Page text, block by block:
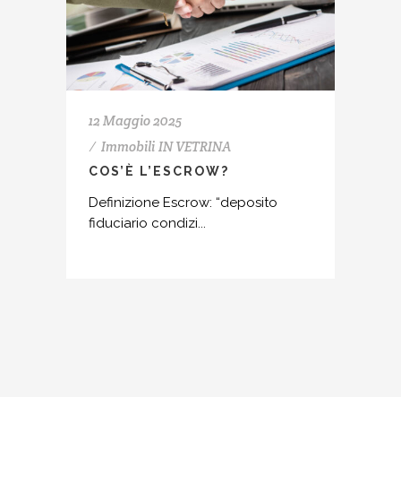
12 Maggio 2025
Immobili IN VETRINA
COS’È L’ESCROW?
Definizione Escrow: “deposito
fiduciario condizi...